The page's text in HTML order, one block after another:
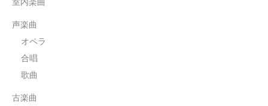
室内楽曲
声楽曲
オペラ
合唱
歌曲
古楽曲